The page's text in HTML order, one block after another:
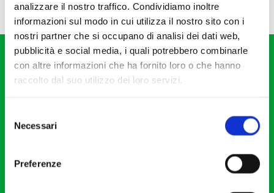
analizzare il nostro traffico. Condividiamo inoltre
informazioni sul modo in cui utilizza il nostro sito con i
nostri partner che si occupano di analisi dei dati web,
pubblicità e social media, i quali potrebbero combinarle
con altre informazioni che ha fornito loro o che hanno
raccolto dal suo utilizzo dei loro servizi.
delNecessari
Preferenze
Fondazione I Pomeriggi Musicali
Partita Iva 04410060158